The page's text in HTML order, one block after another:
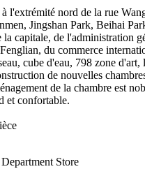
l'extrémité nord de la rue
Jingshan Park, Beihai
capitale, de
du commerce
cube d'eau, 798 zone
de nouvelles
de la chambre est
et confortable.
Store